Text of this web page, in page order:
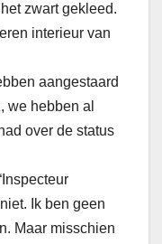
zwart gekleed.
interieur van
aangestaard
we hebben al
over de status
Ik ben geen
Maar misschien